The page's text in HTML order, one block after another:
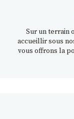
Sur un terrain
accueillir sous
vous offrons la